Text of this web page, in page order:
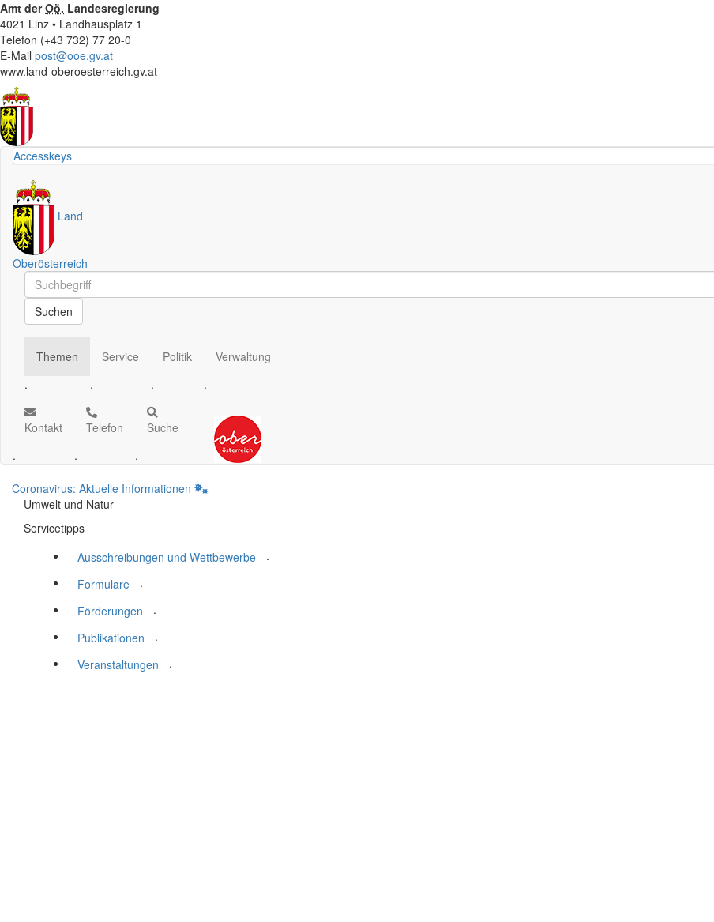
Amt derOö. Landesregierung
4021 Linz • Landhausplatz 1
Telefon (+43 732) 77 20-0
E-Mail post@ooe.gv.at
www.land-oberoesterreich.gv.at
Accesskeys
Land
Oberösterreich
Schnellsuche
Schnellsuche
Suchen
Themen
.
Service
.
Politik
.
Verwaltung
.
Kontakt
.
Telefon
.
Suche
.
Coronavirus: Aktuelle Informationen
Umwelt und Natur
Servicetipps
Ausschreibungen und Wettbewerbe
.
Formulare
.
Förderungen
.
Publikationen
.
Veranstaltungen
.